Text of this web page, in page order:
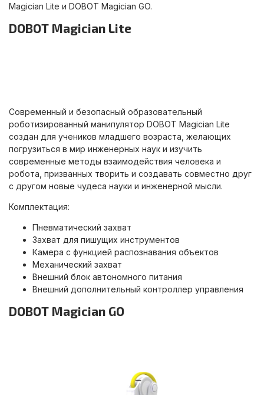
Magician Lite и DOBOT Magician GO.
DOBOT Magician Lite
Современный и безопасный образовательный
роботизированный манипулятор DOBOT Magician Lite
создан для учеников младшего возраста, желающих
погрузиться в мир инженерных наук и изучить
современные методы взаимодействия человека и
робота, призванных творить и создавать совместно друг
с другом новые чудеса науки и инженерной мысли.
Комплектация:
Пневматический захват
Захват для пишущих инструментов
Камера с функцией распознавания объектов
Механический захват
Внешний блок автономного питания
Внешний дополнительный контроллер управления
DOBOT Magician GO